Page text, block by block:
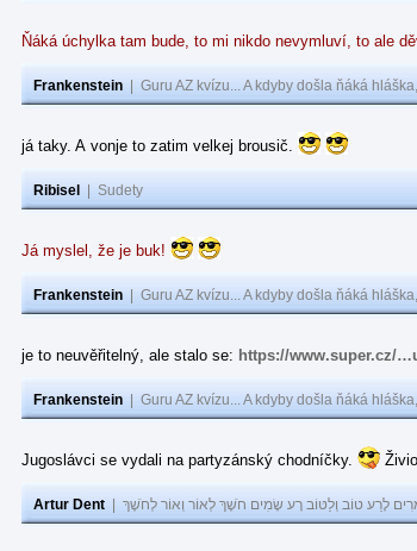
Ňáká úchylka tam bude, to mi nikdo nevymluví, to ale
Frankenstein Guru AZ kvízu... A kdyby došla ňáká
já taky. A vonje to zatim velkej brousič.
Ribisel Sudety
Já myslel, že je buk!
Frankenstein Guru AZ kvízu... A kdyby došla ňáká
je to neuvěřitelný, ale stalo se: https://www.super.cz/
Frankenstein Guru AZ kvízu... A kdyby došla ňáká
Jugoslávci se vydali na partyzánský chodníčky.
Artur Dent לָרַע טוֹב וְלַטּוֹב רָע שָׂמִים חֹשֶׁךְ לְאוֹר וְאוֹר לְחֹשֶׁךְ